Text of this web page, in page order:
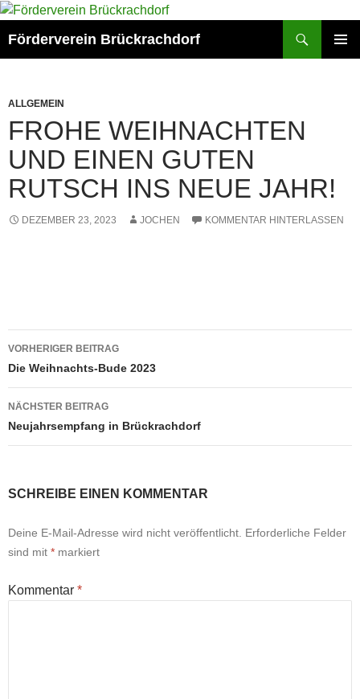
Zum
springen
Förderverein Brückrachdorf
ALLGEMEIN
FROHE WEIHNACHTEN
UND EINEN GUTEN
RUTSCH INS NEUE JAHR!
DEZEMBER 23, 2023 JOCHEN KOMMENTAR HINTERLASSEN
Beitragsnavigation
VORHERIGER BEITRAG
Die Weihnachts-Bude 2023
NÄCHSTER BEITRAG
Neujahrsempfang in Brückrachdorf
SCHREIBE EINEN KOMMENTAR
Deine E-Mail-Adresse wird nicht veröffentlicht. Erforderliche Felder
sind mit * markiert
Kommentar *